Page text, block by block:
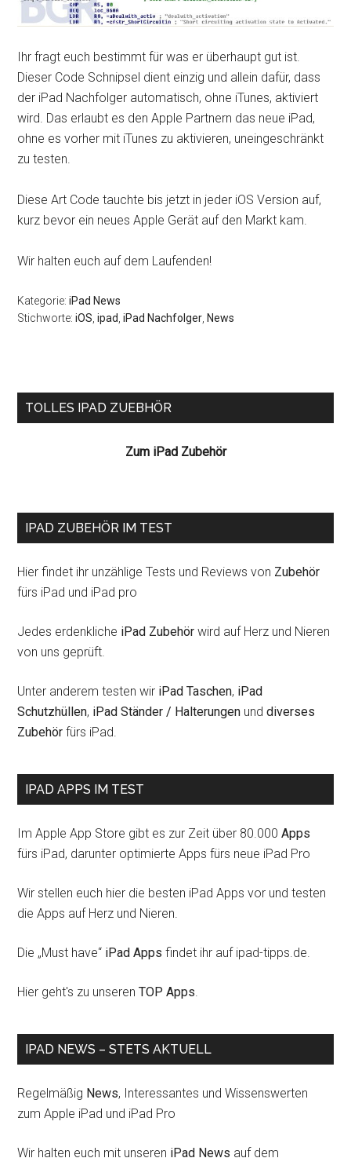
Ihr fragt euch bestimmt für was er überhaupt gut ist.
Dieser Code Schnipsel dient einzig und allein dafür, dass
der iPad Nachfolger automatisch, ohne iTunes, aktiviert
wird. Das erlaubt es den Apple Partnern das neue iPad,
ohne es vorher mit iTunes zu aktivieren, uneingeschränkt
zu testen.
Diese Art Code tauchte bis jetzt in jeder iOS Version auf,
kurz bevor ein neues Apple Gerät auf den Markt kam.
Wir halten euch auf dem Laufenden!
Kategorie:iPad News
Stichworte:iOS ,ipad ,iPad Nachfolger News
Seitenspalte
TOLLES IPAD ZUEBHÖR
Zum iPad Zubehör
IPAD ZUBEHÖR IM TEST
Hier findet ihr unzählige Tests und Reviews von Zubehör
fürs iPad und iPad pro
Jedes erdenkliche iPad Zubehör wird auf Herz und Nieren
von uns geprüft.
Unter anderem testen wir iPad Taschen, iPad
Schutzhüllen, iPad Ständer / Halterungen unddiverses
Zubehör fürs iPad.
IPAD APPS IM TEST
Im Apple App Store gibt es zur Zeit über 80.000Apps
fürs iPad, darunter optimierte Apps fürs neue iPad Pro
Wir stellen euch hier die besten iPad Apps vor und testen
die Apps auf Herz und Nieren.
Die „Must have“ iPad Apps findet ihr auf ipad-tipps.de.
Hier geht's zu unserenTOP Apps.
IPAD NEWS – STETS AKTUELL
Regelmäßig News, Interessantes und Wissenswerten
zum Apple iPad und iPad Pro
Wir halten euch mit unseren iPad News auf dem